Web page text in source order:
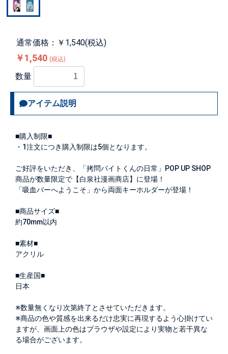
通常価格：￥1,540(税込)
￥1,540 (税込)
数量
アイテム説明
■購入制限■
・1注文につき購入制限は5個となります。
ご好評をいただき、「拷問バイトくんの日常」POP UP SHOP
商品が数量限定で【白泉社漫画商店】に登場！
「吸血バーへようこそ」から両面キーホルダーが登場！
■商品サイズ■
約70mm以内
■素材■
アクリル
■生産国■
日本
※数量無くなり次第終了とさせていただきます。
※商品の色や質感を出来るだけ忠実に再現するよう心掛けてい
ますが、画面上の色はブラウザや設定により実物と若干異な
る場合がございます。